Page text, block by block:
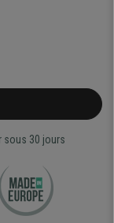
sous 30 jours